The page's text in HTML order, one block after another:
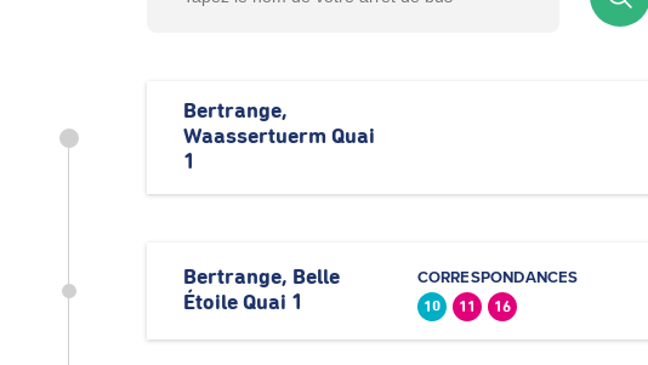
Bertrange,
Waassertuerm Quai
1
Bertrange, Belle
Étoile Quai 1
CORRESPONDANCES
10 11 16